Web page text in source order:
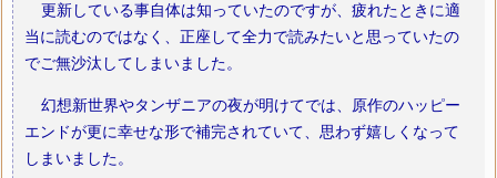
更新している事自体は知っていたのですが、疲れたときに適
当に読むのではなく、正座して全力で読みたいと思っていたの
でご無沙汰してしまいました。
幻想新世界やタンザニアの夜が明けてでは、原作のハッピー
エンドが更に幸せな形で補完されていて、思わず嬉しくなって
しまいました。